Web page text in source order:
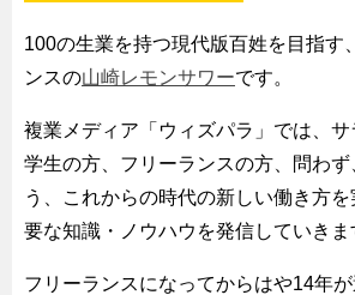
100の生業を持つ現代版百姓を目指す
ンスの山崎レモンサワーです。
複業メディア「ウィズパラ」では、サ
学生の方、フリーランスの方、問わ
う、これからの時代の新しい働き方
要な知識・ノウハウを発信していきま
フリーランスになってからはや14年が